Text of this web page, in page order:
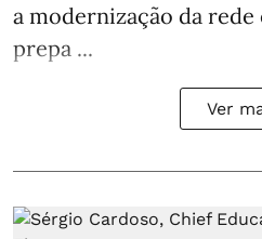
a modernização da
prepa ...
Ver